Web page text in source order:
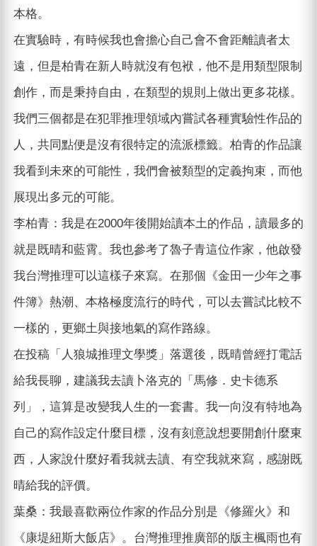
本格。
在實驗時，有時候我也會擔心自己會不會距離讀者太
遠，但是柏青在新人時就沒有包袱，他不是用類型限制
創作，而是秉持自由，在類型的規則上做出更多花樣。
我們三個都是在犯罪推理領域內嘗試各種實驗性作品的
人，共同點便是沒有很特定的流派標籤。柏青的作品讓
我看到未來的可能性，我們會被類型的定義拘束，而他
展現出多元的可能。
李柏青：我是在2000年後開始讀本土的作品，讀最多的
就是既晴和藍霄。我也參考了魯子青這位作家，他啟發
我台灣推理可以這樣子來寫。在那個《金田一少年之事
件簿》熱潮、本格極度流行的時代，可以去嘗試比較不
一樣的，更鄉土與接地氣的寫作路線。
在投稿「人狼城推理文學獎」落選後，既晴曾經打電話
給我長聊，建議我去讀卜洛克的「馬修．史卡德系
列」，這算是改變我人生的一套書。我一向沒有特地為
自己的寫作設定什麼目標，沒有刻意說想要開創什麼東
西，人家說什麼好看我就去讀、有空我就來寫，感謝既
晴給我的評價。
葉桑：我最喜歡兩位作家的作品分別是《修羅火》和
《康堤紐斯大飯店》。台灣推理推廣部的版主楓雨也有